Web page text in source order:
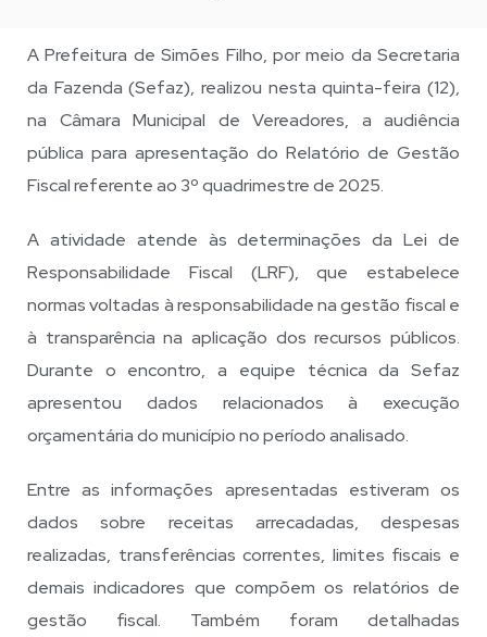
A Prefeitura de Simões Filho, por meio da Secretaria
da Fazenda (Sefaz), realizou nesta quinta-feira (12),
na Câmara Municipal de Vereadores, a audiência
pública para apresentação do Relatório de Gestão
Fiscal referente ao 3º quadrimestre de 2025.
A atividade atende às determinações da Lei de
Responsabilidade Fiscal (LRF), que estabelece
normas voltadas à responsabilidade na gestão fiscal e
à transparência na aplicação dos recursos públicos.
Durante o encontro, a equipe técnica da Sefaz
apresentou dados relacionados à execução
orçamentária do município no período analisado.
Entre as informações apresentadas estiveram os
dados sobre receitas arrecadadas, despesas
realizadas, transferências correntes, limites fiscais e
demais indicadores que compõem os relatórios de
gestão fiscal. Também foram detalhadas